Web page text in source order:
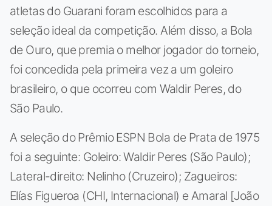
atletas do Guarani foram escolhidos para a
seleção ideal da competição. Além disso, a Bola
de Ouro, que premia o melhor jogador do torneio,
foi concedida pela primeira vez a um goleiro
brasileiro, o que ocorreu com Waldir Peres, do
São Paulo.
A seleção do Prêmio ESPN Bola de Prata de 1975
foi a seguinte: Goleiro: Waldir Peres (São Paulo);
Lateral-direito: Nelinho (Cruzeiro); Zagueiros:
Elías Figueroa (CHI, Internacional) e Amaral [João